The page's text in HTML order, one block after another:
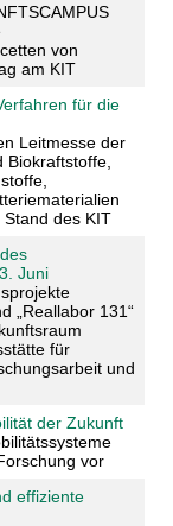
von
am KIT
für die
Leitmesse der
Biokraftstoffe,
des KIT
Juni
„Reallabor 131“
für
und
der Zukunft
vor
effiziente